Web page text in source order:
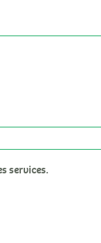
services.